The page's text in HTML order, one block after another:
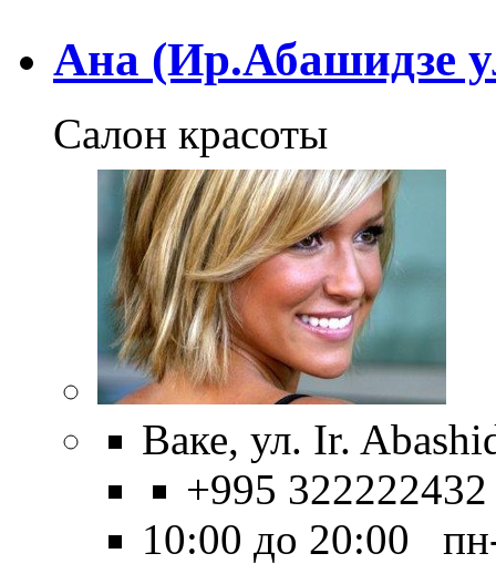
Ана (Ир.Абашидзе
Салон красоты
Ваке, ул. Ir.
+995 322222432
10:00 до 20:00